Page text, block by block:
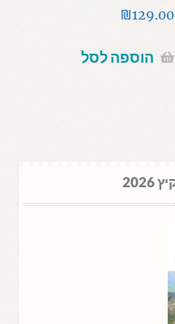
₪129.00
הוספה לסל